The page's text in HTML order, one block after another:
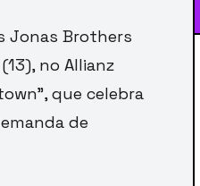
Jonas Brothers
no Allianz
que celebra
de